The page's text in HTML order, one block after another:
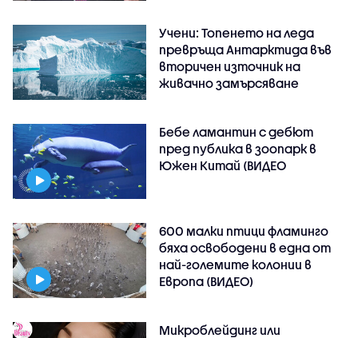
Учени: Топенето на леда
превръща Антарктида във
вторичен източник на
живачно замърсяване
Бебе ламантин с дебют
пред публика в зоопарк в
Южен Китай (ВИДЕО
600 малки птици фламинго
бяха освободени в една от
най-големите колонии в
Европа (ВИДЕО)
Микроблейдинг или